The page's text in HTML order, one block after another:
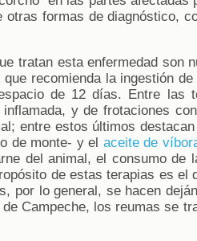
formas de diagnóstico,
tratan esta enfermedad son
recomienda la ingestión
de 12 días. Entre las
y de frotaciones
entre estos últimos
de monte- y el aceite de
del animal, el consumo de
de estas terapias es el
por lo general, se hacen
Campeche, los reumas se